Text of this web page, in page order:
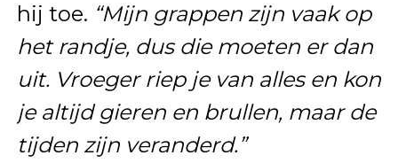
hij toe. “Mijn grappen zijn vaak op
het randje, dus die moeten er dan
uit. Vroeger riep je van alles en kon
je altijd gieren en brullen, maar de
tijden zijn veranderd.”